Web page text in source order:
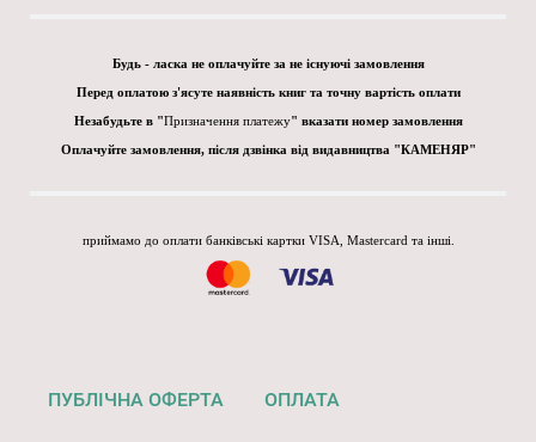
Будь - ласка не оплачуйте за не існуючі замовлення
Перед оплатою з'ясуте наявність книг та точну вартість оплати
Незабудьте в "Призначення платежу" вказати номер замовлення
Оплачуйте замовлення, після дзвінка від видавництва "КАМЕНЯР"
приймамо до оплати банківські картки VISA, Mastercard та інші.
ПУБЛІЧНА ОФЕРТА ОПЛАТА